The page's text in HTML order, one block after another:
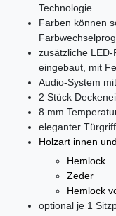
Technologie
Farben können
zusätzliche
eingebaut, mit
Audio-System
2 Stück
8 mm
eleganter
Holzart innen
Hemlock
Zeder
Hemlock
optional je 1